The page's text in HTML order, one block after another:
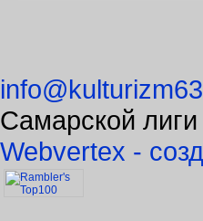
Самарской
Webvertex -